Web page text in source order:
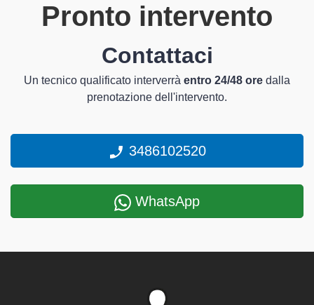
Pronto intervento
Contattaci
Un tecnico qualificato interverrà entro 24/48 ore dalla
prenotazione dell'intervento.
3486102520
WhatsApp